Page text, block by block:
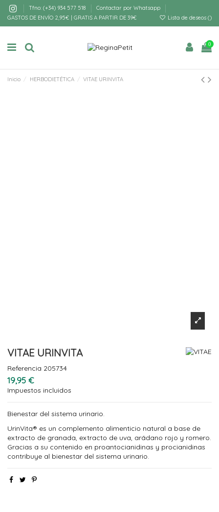
Tfno: (+34) 934 577 518
Contactar por Whatsapp
GASTOS DE ENVÍO 2,95€ | GRATIS A PARTIR DE 39€
Lista de deseos ()
0
Inicio HERBODIETÉTICA VITAE URINVITA
VITAE URINVITA
Referencia 205734
19,95 €
Impuestos incluidos
Bienestar del sistema urinario.
UrinVita® es un complemento alimenticio natural a base de
extracto de granada, extracto de uva, arádano rojo y romero.
Gracias a su contenido en proantocianidinas y procianidinas
contribuye al bienestar del sistema urinario.